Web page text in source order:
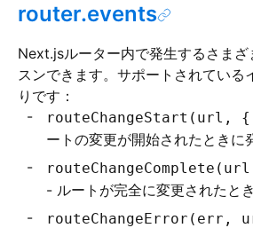
router.events
Next.jsルーター内で発生するさまざ
スンできます。サポートされている
りです：
routeChangeStart(url,
ートの変更が開始されたときに
- ルートが完全に変更されたと
routeChangeError(err,